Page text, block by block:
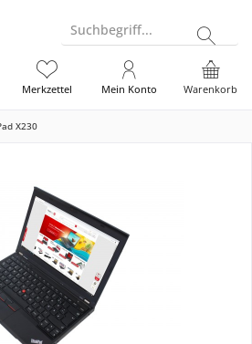
Suchbegriff...
Warenkorb
Merkzettel Mein Konto
X230